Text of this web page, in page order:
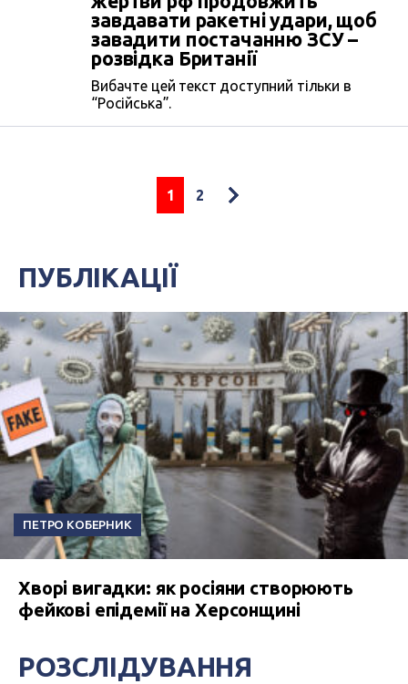
завдавати ракетні удари, щоб
завадити постачанню ЗСУ –
розвідка Британії
Вибачте цей текст доступний тільки в
“Російська”.
1 2
ПУБЛІКАЦІЇ
ПЕТРО КОБЕРНИК
Хворі вигадки: як росіяни створюють
фейкові епідемії на Херсонщині
РОЗСЛІДУВАННЯ